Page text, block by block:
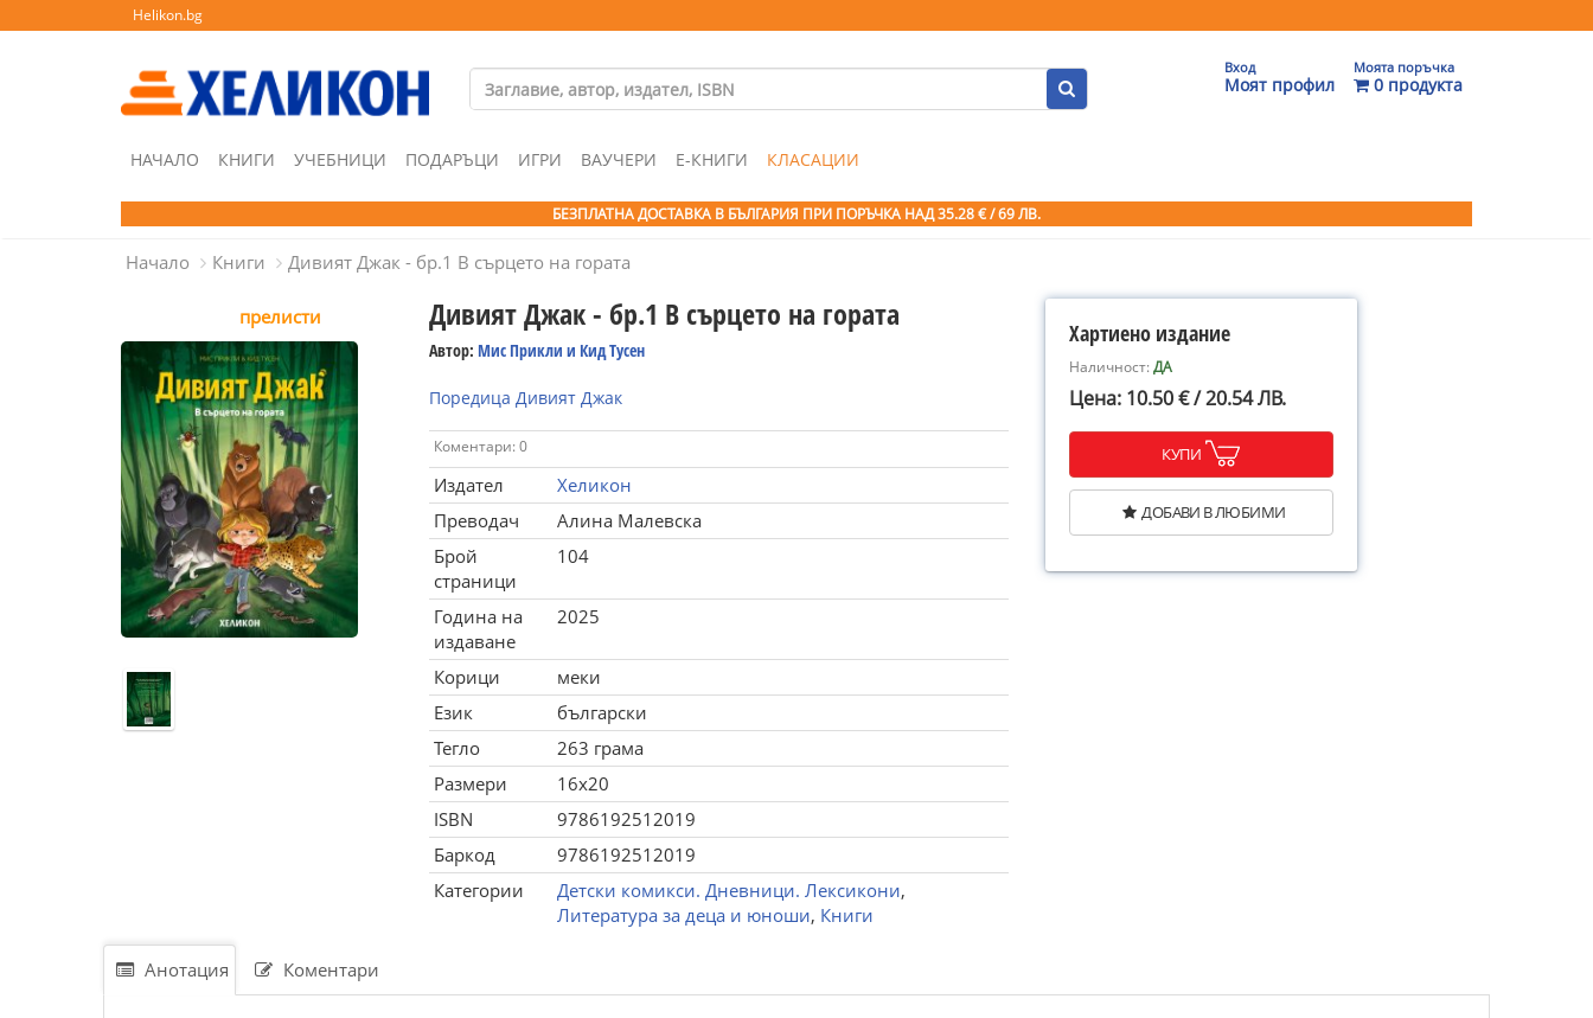
Helikon.bg
Вход
Моят профил
Моята поръчка
0 продукта
НАЧАЛО КНИГИ УЧЕБНИЦИ ПОДАРЪЦИ ИГРИ ВАУЧЕРИ Е-КНИГИ КЛАСАЦИИ
БЕЗПЛАТНА ДОСТАВКА В БЪЛГАРИЯ ПРИ ПОРЪЧКА НАД 35.28 € / 69 ЛВ.
Начало Книги Дивият Джак - бр.1 В сърцето на гората
прелисти Дивият Джак - бр.1 В сърцето на гората
Автор: Мис Прикли и Кид Тусен
Поредица Дивият Джак
Коментари: 0
Издател
Хеликон
Преводач
Алина Малевска
Брой
страници
104
Година на
издаване
2025
Корици
меки
Език
български
Тегло
263 грама
Размери
16x20
ISBN
9786192512019
Баркод
9786192512019
Категории
Детски комикси. Дневници. Лексикони,
Литература за деца и юноши, Книги
Хартиено издание
Наличност:ДА
Цена: 10.50 € / 20.54 ЛВ.
КУПИ
ДОБАВИ В ЛЮБИМИ
Анотация Коментари